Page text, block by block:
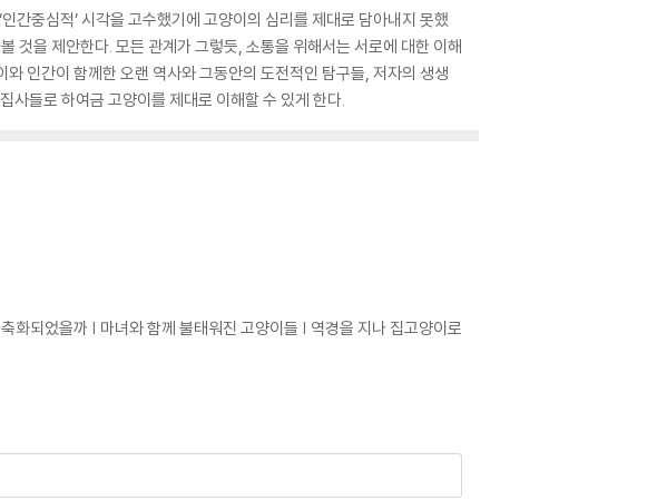
간중심적’ 시각을 고수했기에 고양이의 심리를 제대로 담아내지 못했
것을 제안한다. 모든 관계가 그렇듯, 소통을 위해서는 서로에 대한 이해
와 인간이 함께한 오랜 역사와 그동안의 도전적인 탐구들, 저자의 생생
사들로 하여금 고양이를 제대로 이해할 수 있게 한다.
화되었을까 | 마녀와 함께 불태워진 고양이들 | 역경을 지나 집고양이로
의 후각도 그렇게 나쁘진 않아 | 저항할 수 없는 캣닙의 유혹